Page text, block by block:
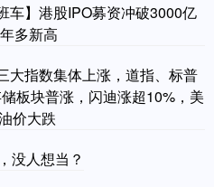
车】港股IPO募资冲破3000亿
多新高
大指数集体上涨，道指、标普
板块普涨，闪迪涨超10%，美
价大跌
没人想当？